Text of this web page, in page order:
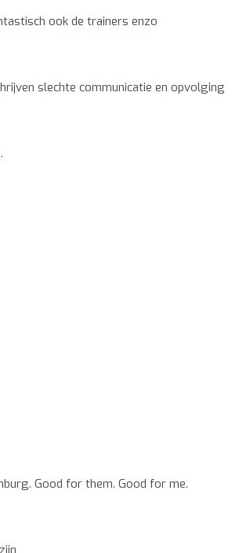
ook de trainers enzo
slechte communicatie en opvolging
Good for them. Good for me.